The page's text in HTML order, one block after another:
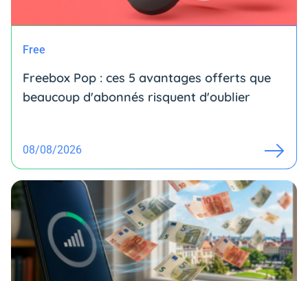
Free
Freebox Pop : ces 5 avantages offerts que
beaucoup d'abonnés risquent d'oublier
08/08/2026